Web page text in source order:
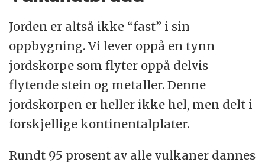
Jorden er altså ikke “fast” i sin
oppbygning. Vi lever oppå en tynn
jordskorpe som flyter oppå delvis
flytende stein og metaller. Denne
jordskorpen er heller ikke hel, men delt i
forskjellige kontinentalplater.
Rundt 95 prosent av alle vulkaner dannes